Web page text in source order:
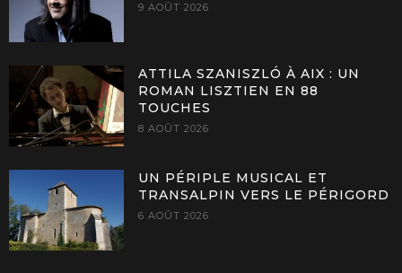
9 AOÛT 2026
ATTILA SZANISZLÓ À AIX : UN
ROMAN LISZTIEN EN 88
TOUCHES
8 AOÛT 2026
UN PÉRIPLE MUSICAL ET
TRANSALPIN VERS LE PÉRIGORD
6 AOÛT 2026